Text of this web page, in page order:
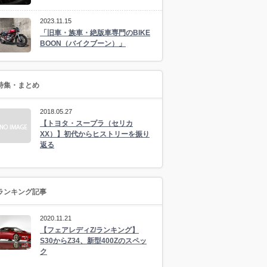
2023.11.15
「旧車・族車・絶版車専門のBIKE
BOON（バイクブーン）」
集・まとめ
2018.05.27
【トヨタ・スープラ（セリカ
XX）】初代からヒストリーを振り
返る
ンキング記事
2020.11.21
【フェアレディZ/ランキング】
S30からZ34、新型400Zのスペッ
ク